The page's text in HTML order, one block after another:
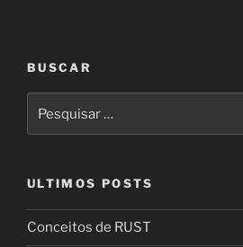
BUSCAR
por:
ULTIMOS POSTS
Conceitos de RUST